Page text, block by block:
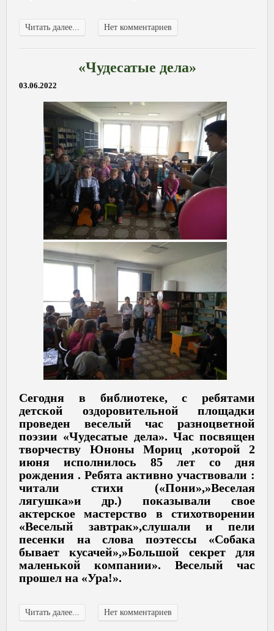
Читать далее... Нет комментариев
«Чудесатые дела»
03.06.2022
Сегодня в библиотеке, с ребятами
детской оздоровительной площадки
проведен веселый час разноцветной
поэзии «Чудесатые дела». Час посвящен
творчеству Юноны Мориц ,которой 2
июня исполнилось 85 лет со дня
рождения . Ребята активно участвовали :
читали стихи («Пони»,»Веселая
лягушка»и др.) показывали свое
актерское мастерство в стихотворении
«Веселый завтрак»,слушали и пели
песенки на слова поэтессы «Собака
бывает кусачей»,»Большой секрет для
маленькой компании». Веселый час
прошел на «Ура!».
Читать далее... Нет комментариев